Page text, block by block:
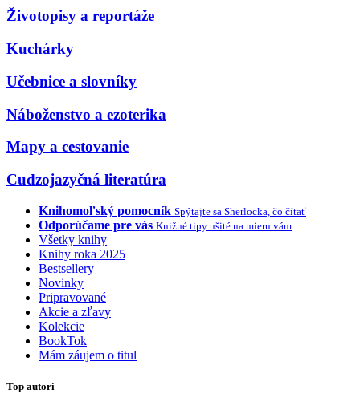
Životopisy a reportáže
Kuchárky
Učebnice a slovníky
Náboženstvo a ezoterika
Mapy a cestovanie
Cudzojazyčná literatúra
Knihomoľský pomocník Spýtajte sa Sherlocka, čo čítať
Odporúčame pre vás Knižné tipy ušité na mieru vám
Všetky knihy
Knihy roka 2025
Bestsellery
Novinky
Pripravované
Akcie a zľavy
Kolekcie
BookTok
Mám záujem o titul
Top autori